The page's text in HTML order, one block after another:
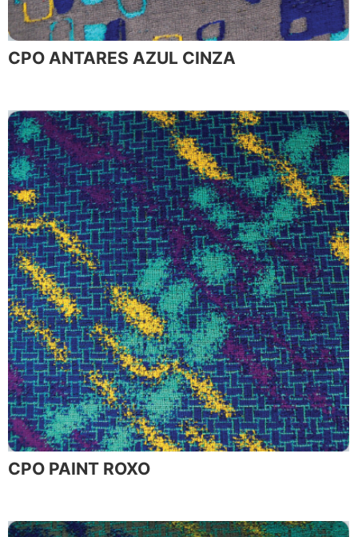
CPO ANTARES AZUL CINZA
CPO PAINT ROXO